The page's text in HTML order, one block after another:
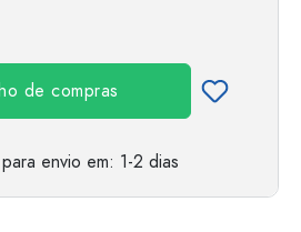
de compras
envio em: 1-2 dias